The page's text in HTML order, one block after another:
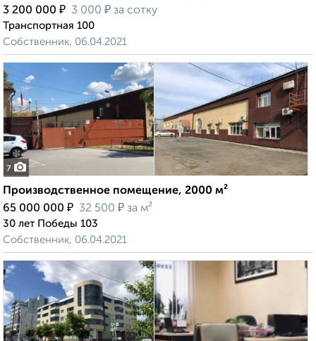
3 200 000 ₽ 3 000 ₽ за сотку
Транспортная 100
Собственник, 06.04.2021
7
Производственное помещение, 2000 м²
65 000 000 ₽ 32 500 ₽ за м²
30 лет Победы 103
Собственник, 06.04.2021